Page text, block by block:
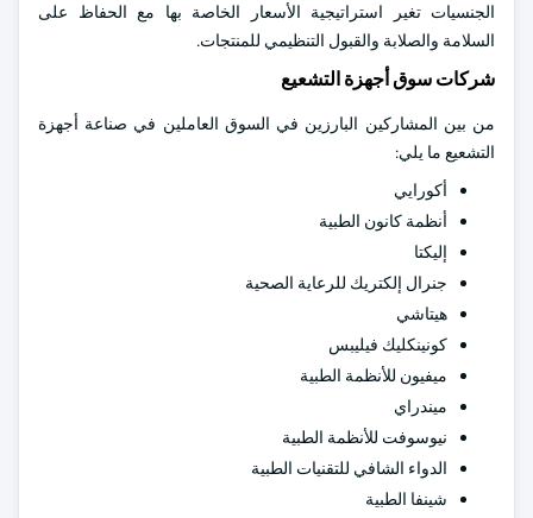
الجنسيات تغير استراتيجية الأسعار الخاصة بها مع الحفاظ على
السلامة والصلابة والقبول التنظيمي للمنتجات.
شركات سوق أجهزة التشعيع
من بين المشاركين البارزين في السوق العاملين في صناعة أجهزة
التشعيع ما يلي:
أكورايي
أنظمة كانون الطبية
إليكتا
جنرال إلكتريك للرعاية الصحية
هيتاشي
كونينكليك فيليبس
ميفيون للأنظمة الطبية
ميندراي
نيوسوفت للأنظمة الطبية
الدواء الشافي للتقنيات الطبية
شينفا الطبية